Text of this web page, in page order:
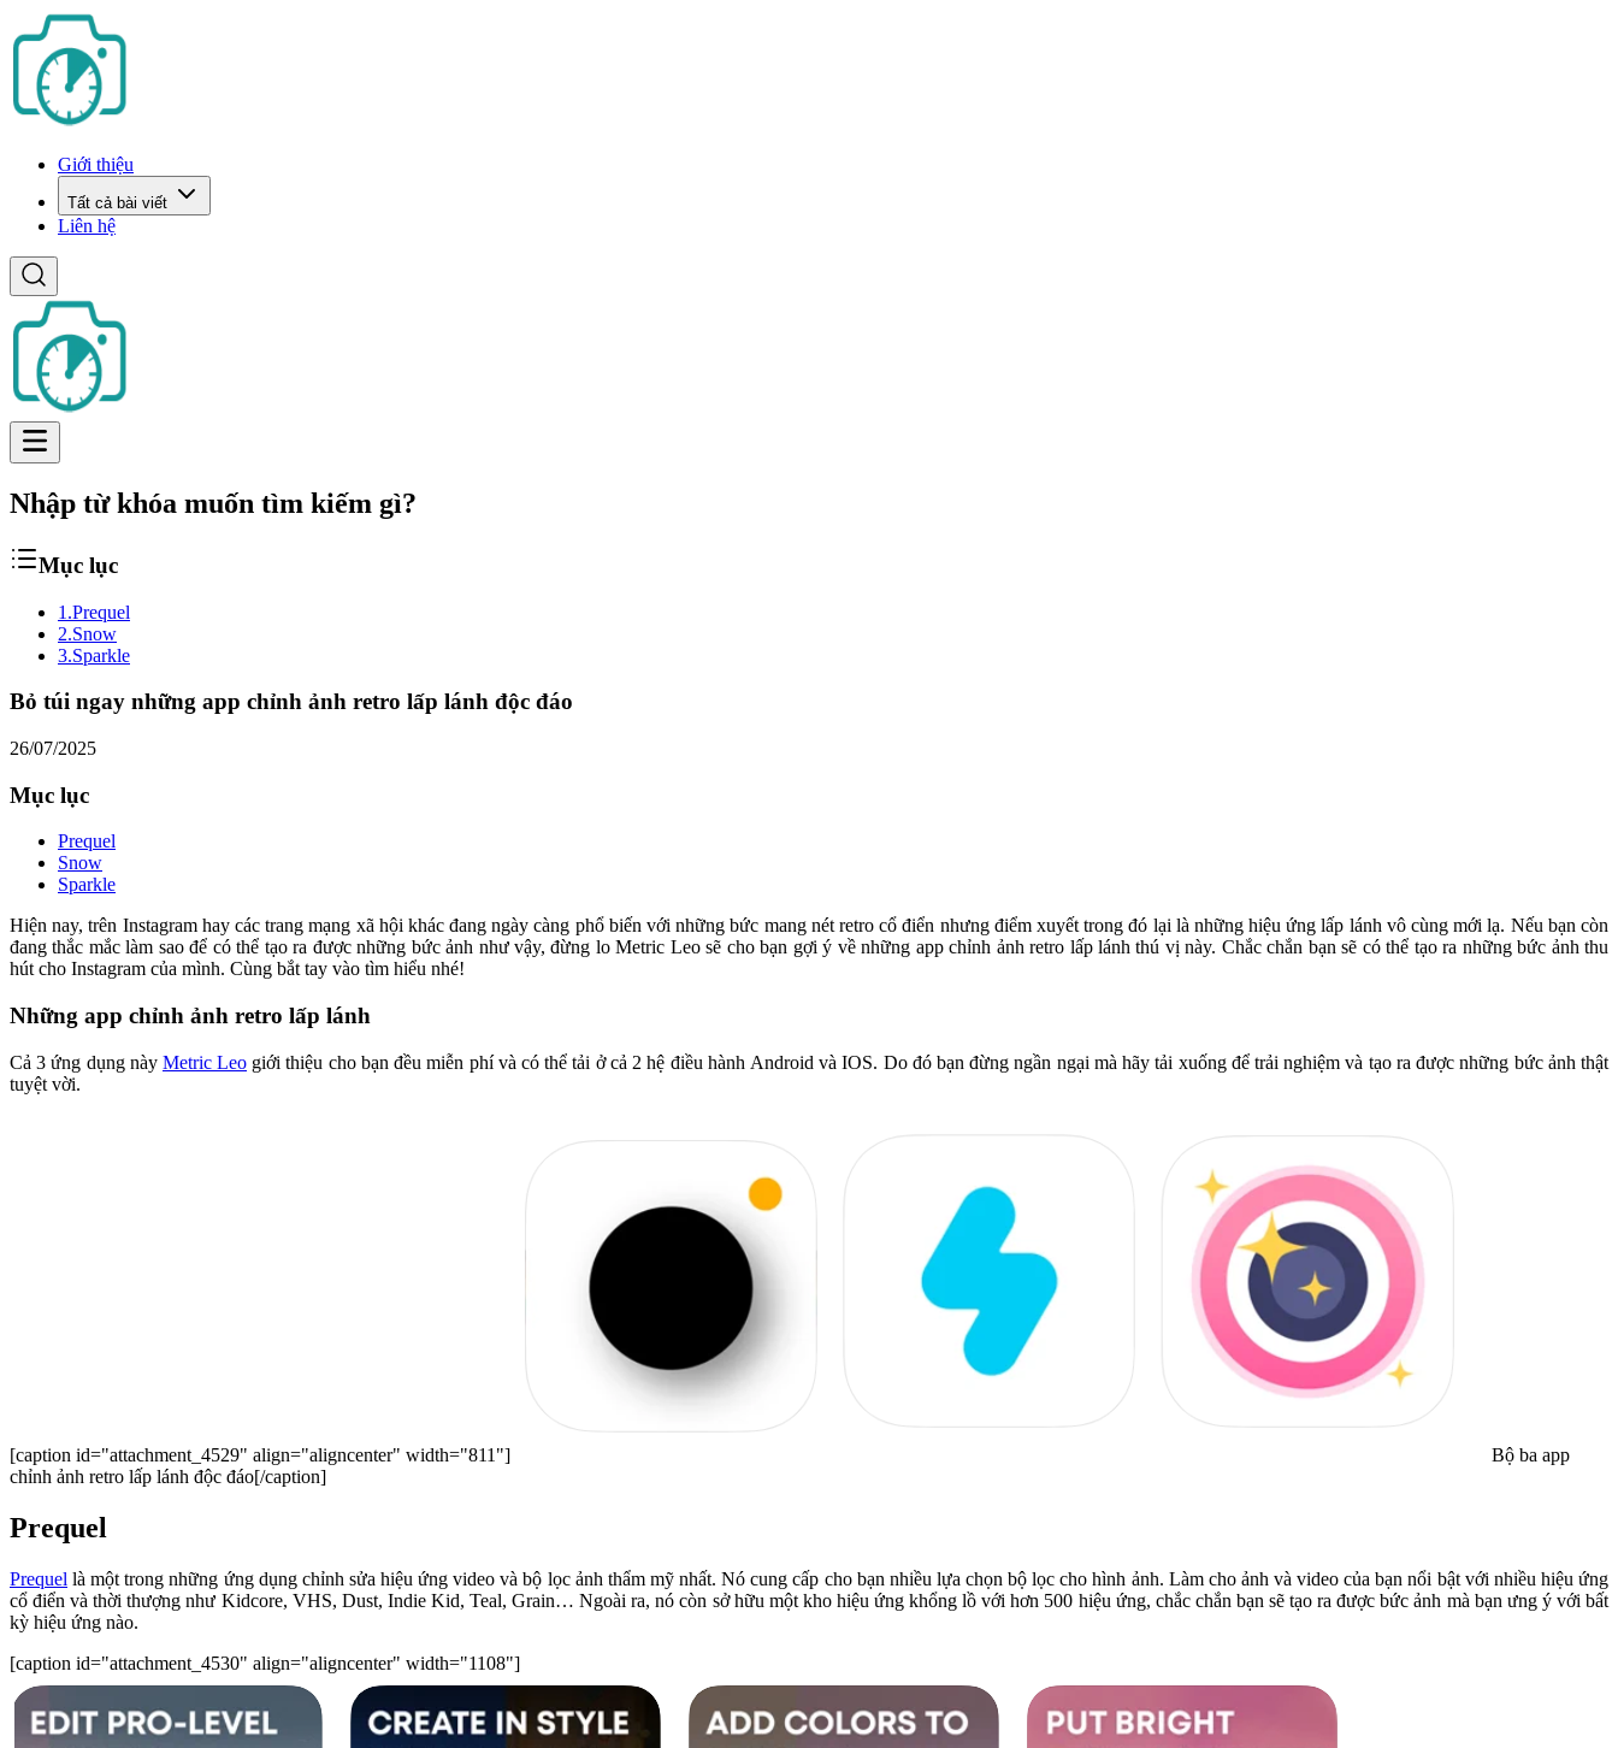
Giới thiệu
Tất cả bài viết
Liên hệ
Nhập từ khóa muốn tìm kiếm gì?
Mục lục
1.Prequel
2.Snow
3.Sparkle
Bỏ túi ngay những app chỉnh ảnh retro lấp lánh độc đáo
26/07/2025
Mục lục
Prequel
Snow
Sparkle
Hiện nay, trên Instagram hay các trang mạng xã hội khác đang ngày càng phổ biến với những bức mang nét retro cổ điển nhưng điểm xuyết trong đó lại là những hiệu ứng lấp lánh vô cùng mới lạ. Nếu bạn còn
đang thắc mắc làm sao để có thể tạo ra được những bức ảnh như vậy, đừng lo Metric Leo sẽ cho bạn gợi ý về những app chỉnh ảnh retro lấp lánh thú vị này. Chắc chắn bạn sẽ có thể tạo ra những bức ảnh thu
hút cho Instagram của mình. Cùng bắt tay vào tìm hiểu nhé!
Những app chỉnh ảnh retro lấp lánh
Cả 3 ứng dụng này Metric Leo giới thiệu cho bạn đều miễn phí và có thể tải ở cả 2 hệ điều hành Android và IOS. Do đó bạn đừng ngần ngại mà hãy tải xuống để trải nghiệm và tạo ra được những bức ảnh thật
tuyệt vời.
[caption id="attachment_4529" align="aligncenter" width="811"]
Bộ ba app
chỉnh ảnh retro lấp lánh độc đáo[/caption]
Prequel
Prequel là một trong những ứng dụng chỉnh sửa hiệu ứng video và bộ lọc ảnh thẩm mỹ nhất. Nó cung cấp cho bạn nhiều lựa chọn bộ lọc cho hình ảnh. Làm cho ảnh và video của bạn nổi bật với nhiều hiệu ứng
cổ điển và thời thượng như Kidcore, VHS, Dust, Indie Kid, Teal, Grain… Ngoài ra, nó còn sở hữu một kho hiệu ứng khổng lồ với hơn 500 hiệu ứng, chắc chắn bạn sẽ tạo ra được bức ảnh mà bạn ưng ý với bất
kỳ hiệu ứng nào.
[caption id="attachment_4530" align="aligncenter" width="1108"]